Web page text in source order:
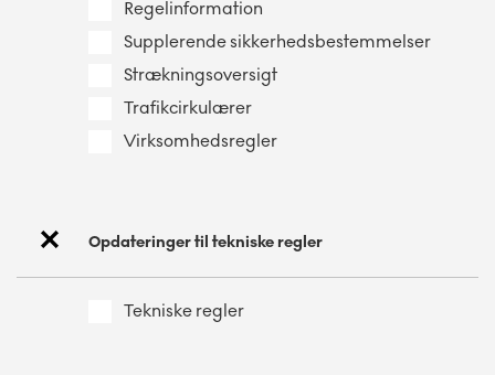
Regelinformation
Supplerende sikkerhedsbestemmelser
Strækningsoversigt
Trafikcirkulærer
Virksomhedsregler
Opdateringer til tekniske regler
Tekniske regler